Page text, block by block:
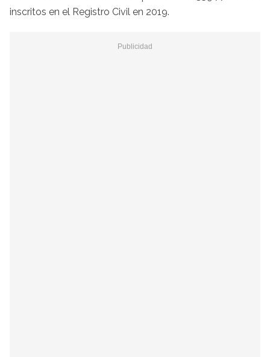
inscritos en el Registro Civil en 2019.